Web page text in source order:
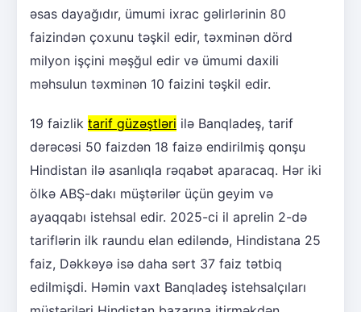
əsas dayağıdır, ümumi ixrac gəlirlərinin 80
faizindən çoxunu təşkil edir, təxminən dörd
milyon işçini məşğul edir və ümumi daxili
məhsulun təxminən 10 faizini təşkil edir.
19 faizlik tarif güzəştləri ilə Banqladeş, tarif
dərəcəsi 50 faizdən 18 faizə endirilmiş qonşu
Hindistan ilə asanlıqla rəqabət aparacaq. Hər iki
ölkə ABŞ-dakı müştərilər üçün geyim və
ayaqqabı istehsal edir. 2025-ci il aprelin 2-də
tariflərin ilk raundu elan ediləndə, Hindistana 25
faiz, Dəkkəyə isə daha sərt 37 faiz tətbiq
edilmişdi. Həmin vaxt Banqladeş istehsalçıları